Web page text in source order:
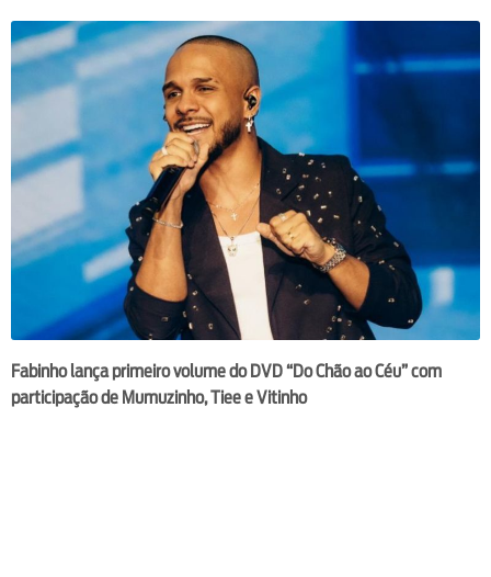
Fabinho lança primeiro volume do DVD “Do Chão ao Céu” com
participação de Mumuzinho, Tiee e Vitinho